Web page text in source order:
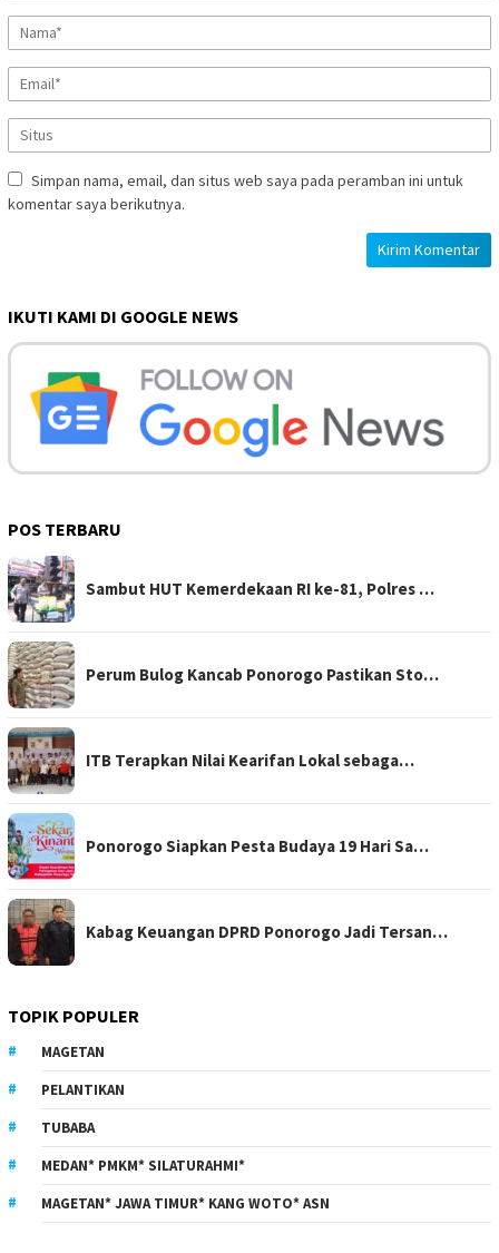
Simpan nama, email, dan situs web saya pada peramban ini untuk
komentar saya berikutnya.
IKUTI KAMI DI GOOGLE NEWS
POS TERBARU
Sambut HUT Kemerdekaan RI ke-81, Polres …
Perum Bulog Kancab Ponorogo Pastikan Sto…
ITB Terapkan Nilai Kearifan Lokal sebaga…
Ponorogo Siapkan Pesta Budaya 19 Hari Sa…
Kabag Keuangan DPRD Ponorogo Jadi Tersan…
TOPIK POPULER
MAGETAN
PELANTIKAN
TUBABA
MEDAN* PMKM* SILATURAHMI*
MAGETAN* JAWA TIMUR* KANG WOTO* ASN